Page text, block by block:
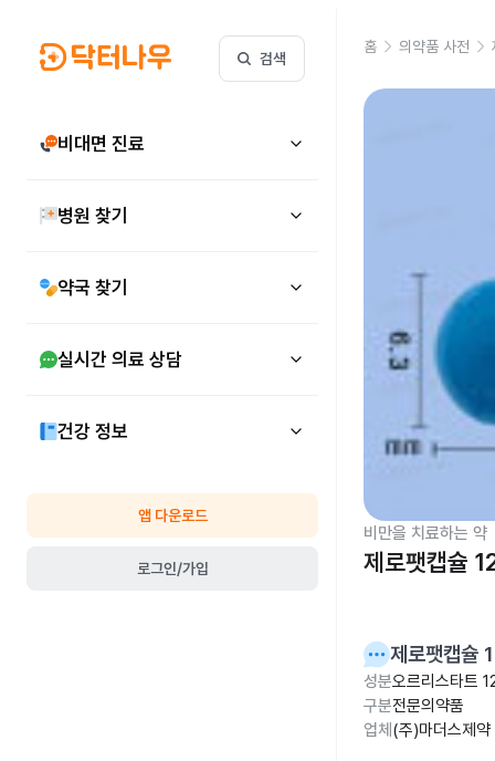
검색
비대면 진료
병원 찾기
약국 찾기
실시간 의료 상담
건강 정보
앱 다운로드
로그인/가입
홈 의약품 사전
비만을 치료하는 약
제로팻캡슐
제로팻캡슐
성분오르리스타트
구분전문의약품
업체 (주)마더스제약